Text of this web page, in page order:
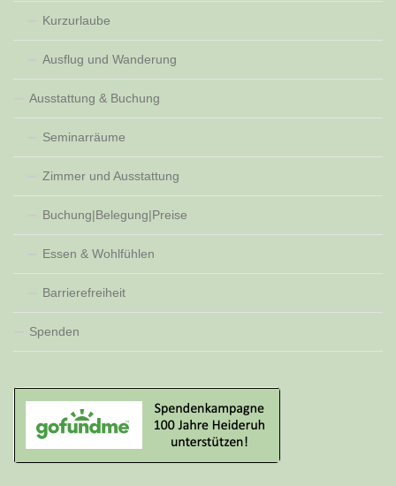
Kurzurlaube
Ausflug und Wanderung
Ausstattung & Buchung
Seminarräume
Zimmer und Ausstattung
Buchung|Belegung|Preise
Essen & Wohlfühlen
Barrierefreiheit
Spenden